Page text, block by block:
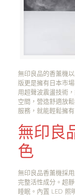
無印良品的香薰機
版更是擁有日本市
用超聲波震盪技術
空間，營造舒適放
服務，就能輕鬆擁有
無印良
色
無印良品香薰機採
完整活性成分。超
睡眠。內置 LED 照